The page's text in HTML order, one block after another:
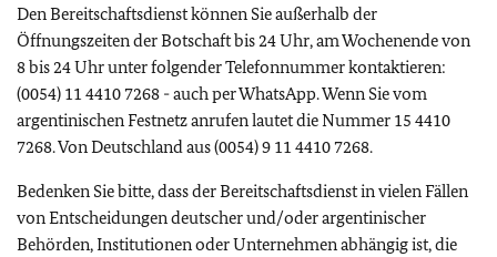
Den Bereitschaftsdienst können Sie außerhalb der
Öffnungszeiten der Botschaft bis 24 Uhr, am Wochenende von
8 bis 24 Uhr unter folgender Telefonnummer kontaktieren:
(0054) 11 4410 7268 - auch per WhatsApp. Wenn Sie vom
argentinischen Festnetz anrufen lautet die Nummer 15 4410
7268. Von Deutschland aus (0054) 9 11 4410 7268.
Bedenken Sie bitte, dass der Bereitschaftsdienst in vielen Fällen
von Entscheidungen deutscher und/oder argentinischer
Behörden, Institutionen oder Unternehmen abhängig ist, die